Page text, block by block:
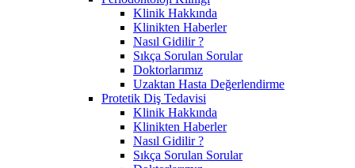
Klinik Hakkında
Klinikten Haberler
Nasıl Gidilir ?
Sıkça Sorulan Sorular
Doktorlarımız
Uzaktan Hasta Değerlendirme
Protetik Diş Tedavisi
Klinik Hakkında
Klinikten Haberler
Nasıl Gidilir ?
Sıkça Sorulan Sorular